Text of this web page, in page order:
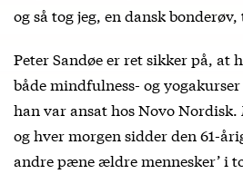
og så tog jeg, en dansk
Peter Sandøe er ret sikker på, at
både mindfulness- og
han var ansat hos Novo
og hver morgen sidder den 61-
andre pæne ældre mennesker’ i